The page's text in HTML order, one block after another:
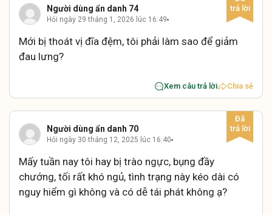
Người dùng ẩn danh 74
Hỏi ngày 29 tháng 1, 2026 lúc 16:49
Mới bị thoát vị đĩa đệm, tôi phải làm sao để giảm
đau lưng?
Xem câu trả lời Chia sẻ
Người dùng ẩn danh 70
Hỏi ngày 30 tháng 12, 2025 lúc 16:40
Mấy tuần nay tôi hay bị trào ngực, bụng đầy
chướng, tối rất khó ngủ, tình trạng này kéo dài có
nguy hiểm gì không và có dễ tái phát không ạ?